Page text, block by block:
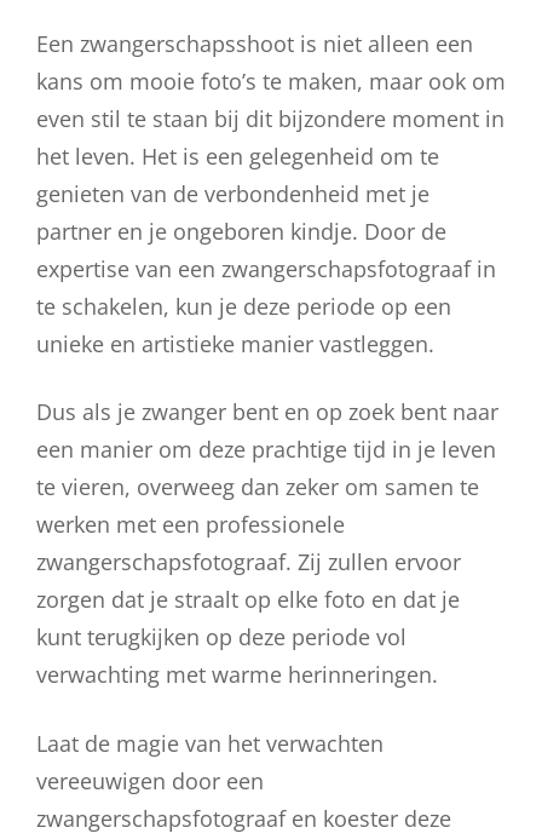
Een zwangerschapsshoot is niet alleen een
kans om mooie foto’s te maken, maar ook om
even stil te staan bij dit bijzondere moment in
het leven. Het is een gelegenheid om te
genieten van de verbondenheid met je
partner en je ongeboren kindje. Door de
expertise van een zwangerschapsfotograaf in
te schakelen, kun je deze periode op een
unieke en artistieke manier vastleggen.
Dus als je zwanger bent en op zoek bent naar
een manier om deze prachtige tijd in je leven
te vieren, overweeg dan zeker om samen te
werken met een professionele
zwangerschapsfotograaf. Zij zullen ervoor
zorgen dat je straalt op elke foto en dat je
kunt terugkijken op deze periode vol
verwachting met warme herinneringen.
Laat de magie van het verwachten
vereeuwigen door een
zwangerschapsfotograaf en koester deze